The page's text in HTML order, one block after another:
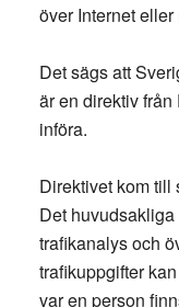
över Internet
Det sägs att
är en direktiv
införa.
Direktivet kom till
Det
trafikanalys och
trafikuppgifter
var en person